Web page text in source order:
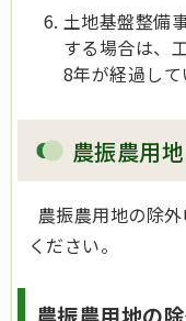
土地基盤整備
する場合は、
8年が経過して
農振農用
農振農用地の除
ください。